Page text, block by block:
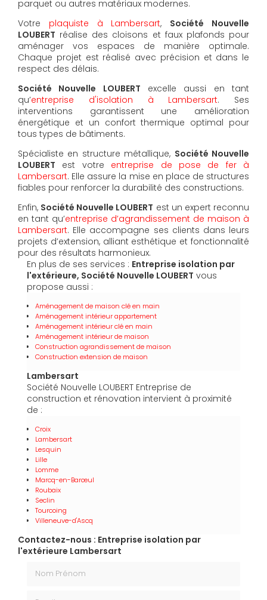
parquet ou autres matériaux modernes.
Votre plaquiste à Lambersart, Société Nouvelle
LOUBERT réalise des cloisons et faux plafonds pour
aménager vos espaces de manière optimale.
Chaque projet est réalisé avec précision et dans le
respect des délais.
Société Nouvelle LOUBERT excelle aussi en tant
qu’entreprise d'isolation à Lambersart. Ses
interventions garantissent une amélioration
énergétique et un confort thermique optimal pour
tous types de bâtiments.
Spécialiste en structure métallique, Société Nouvelle
LOUBERT est votre entreprise de pose de fer à
Lambersart. Elle assure la mise en place de structures
fiables pour renforcer la durabilité des constructions.
Enfin, Société Nouvelle LOUBERT est un expert reconnu
en tant qu’entreprise d’agrandissement de maison à
Lambersart. Elle accompagne ses clients dans leurs
projets d’extension, alliant esthétique et fonctionnalité
pour des résultats harmonieux.
En plus de ses services : Entreprise isolation par
l'extérieure, Société Nouvelle LOUBERT vous
propose aussi :
Aménagement de maison clé en main
Aménagement intérieur appartement
Aménagement intérieur clé en main
Aménagement intérieur de maison
Construction agrandissement de maison
Construction extension de maison
Lambersart
Société Nouvelle LOUBERT Entreprise de
construction et rénovation intervient à proximité
de :
Croix
Lambersart
Lesquin
Lille
Lomme
Marcq-en-Barœul
Roubaix
Seclin
Tourcoing
Villeneuve-d'Ascq
Contactez-nous : Entreprise isolation par
l'extérieure Lambersart